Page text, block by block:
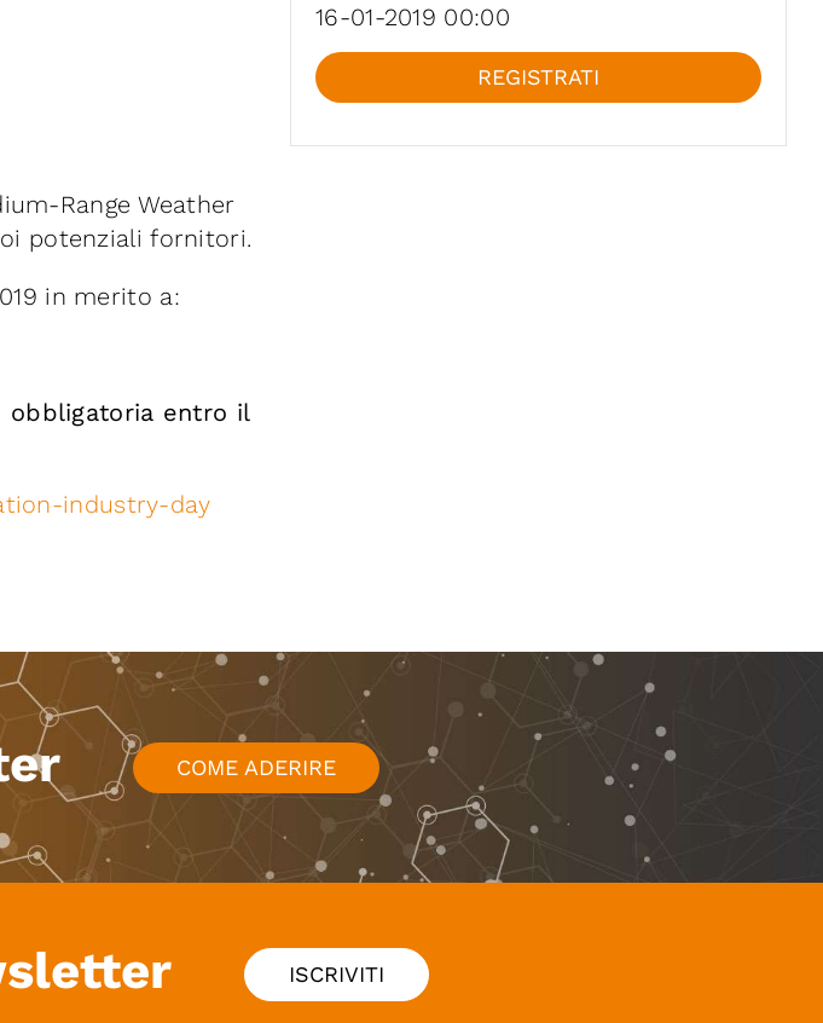
Range Weather
potenziali fornitori.
in merito a:
obbligatoria entro il
industry-day
16-01-2019 00:00
REGISTRATI
COME ADERIRE
ISCRIVITI